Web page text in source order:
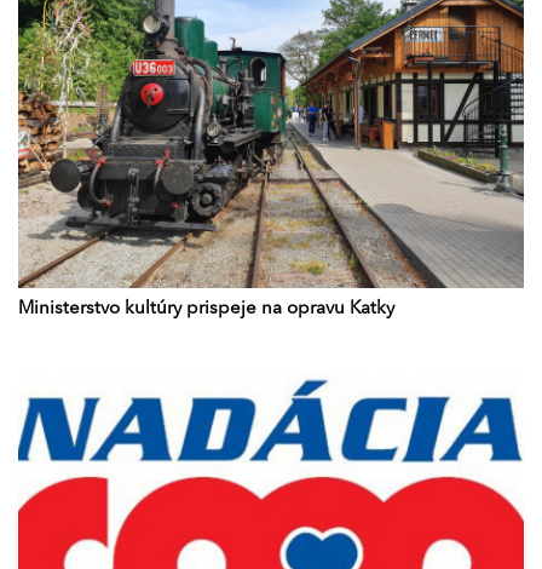
Ministerstvo kultúry prispeje na opravu Katky